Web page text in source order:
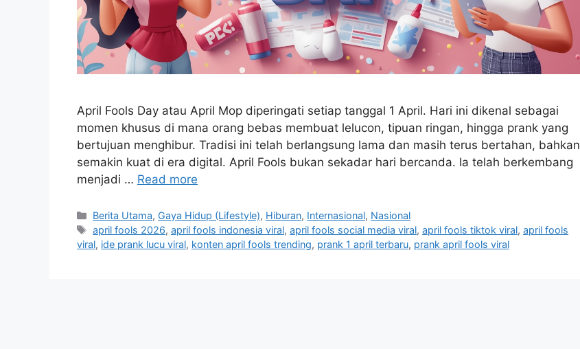
April Fools Day atau April Mop diperingati setiap tanggal 1 April. Hari ini dikenal sebagai
momen khusus di mana orang bebas membuat lelucon, tipuan ringan, hingga prank yang
bertujuan menghibur. Tradisi ini telah berlangsung lama dan masih terus bertahan, bahkan
semakin kuat di era digital. April Fools bukan sekadar hari bercanda. Ia telah berkembang
menjadi … Read more
C
a
t
Berita Utama, Gaya Hidup (Lifestyle), Hiburan, Internasional, Nasional
T
a
april fools 2026,april fools indonesia viral,april fools social media viral,april fools tiktok viral,april fools
viral, ide prank lucu viral, konten april fools trending, prank 1 april terbaru, prank april fools viral